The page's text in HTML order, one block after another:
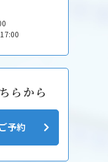
17:00
らから
予約